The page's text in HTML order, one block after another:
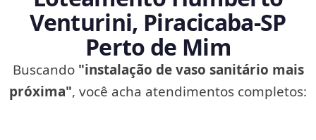
Venturini, Piracicaba‑SP
Perto de Mim
Buscando "instalação de vaso sanitário mais
próxima", você acha atendimentos completos: